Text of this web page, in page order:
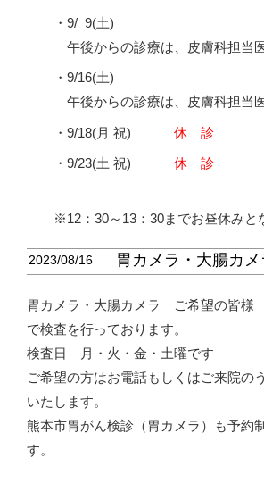
・9/ 9(土)
午後からの診療は、皮膚科担当
・9/16(土)
午後からの診療は、皮膚科担当
・9/18(月 祝) 休 診
・9/23(土 祝) 休 診
12：30～13：30までお昼休みと
2023/08/16 胃カメラ・大腸カ
胃カメラ・大腸カメラ ご希望の皆様
で検査を行っております。
検査日 月・火・金・土曜です
ご希望の方はお電話もしくはご来院の
いたします。
熊本市胃がん検診（胃カメラ）も予約
す。